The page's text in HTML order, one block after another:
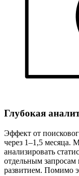
Глубокая
Эффект от
через 1–1,5
анализировать
отдельным запросам
развитием. Помимо